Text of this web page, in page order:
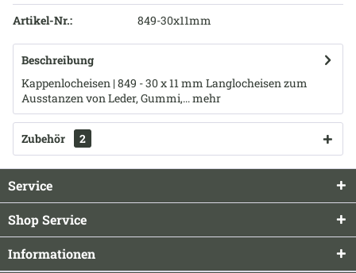
Artikel-Nr.: 849-30x11mm
Beschreibung
Kappenlocheisen | 849 - 30 x 11 mm Langlocheisen zum
Ausstanzen von Leder, Gummi,...mehr
Zubehör 2
Service
Shop Service
Informationen